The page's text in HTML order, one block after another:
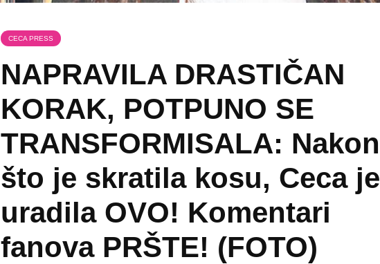
CECA PRESS
NAPRAVILA DRASTIČAN
KORAK, POTPUNO SE
TRANSFORMISALA: Nakon
što je skratila kosu, Ceca je
uradila OVO! Komentari
fanova PRŠTE! (FOTO)